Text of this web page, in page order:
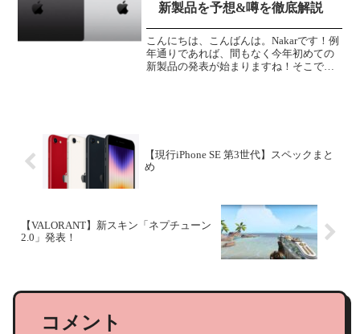
新製品を予想&噂を徹底解説
こんにちは、こんばんは。Nakarです！例
年通りであれば、間もなく今年初めての
新製品の発表が始まりますね！そこで今
【現行iPhone SE 第3世代】スペックまと
め
【VALORANT】新スキン「ネプチューン
2.0」発表！
コメント